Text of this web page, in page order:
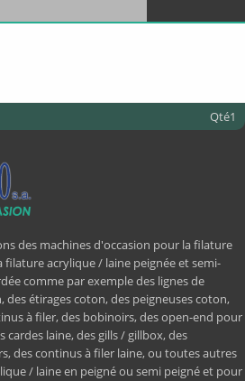
Qté1
des machines d'occasion pour la filature
acrylique / laine peignée et semi-
comme par exemple des lignes de
des étirages coton, des peigneuses coton,
à filer, des bobinoirs, des open-end pour
laine, des gills / gillbox, des
des continus à filer laine, ou toutes autres
/ laine en peigné ou semi peigné et pour